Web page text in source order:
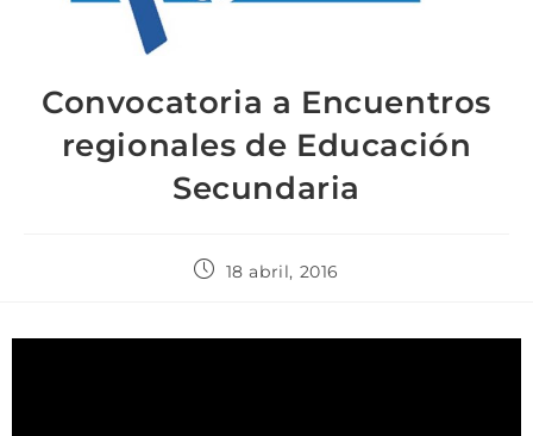
Convocatoria a Encuentros
regionales de Educación
Secundaria
18 abril, 2016